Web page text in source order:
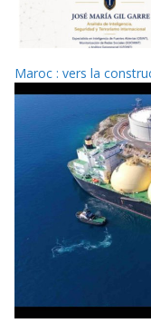
Maroc : vers la